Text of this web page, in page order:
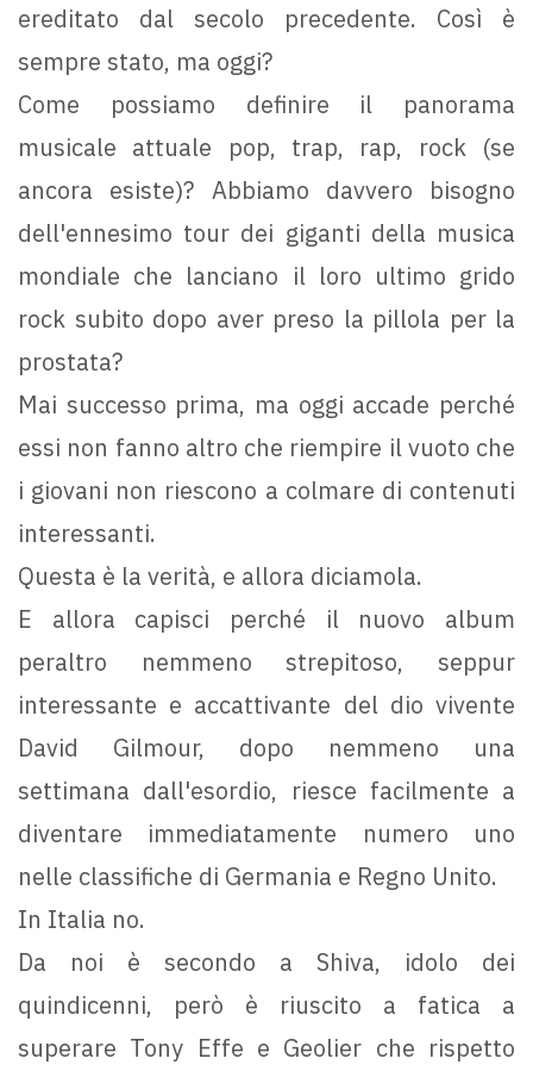
ereditato dal secolo precedente. Così è
sempre stato, ma oggi?
Come possiamo definire il panorama
musicale attuale pop, trap, rap, rock (se
ancora esiste)? Abbiamo davvero bisogno
dell'ennesimo tour dei giganti della musica
mondiale che lanciano il loro ultimo grido
rock subito dopo aver preso la pillola per la
prostata?
Mai successo prima, ma oggi accade perché
essi non fanno altro che riempire il vuoto che
i giovani non riescono a colmare di contenuti
interessanti.
Questa è la verità, e allora diciamola.
E allora capisci perché il nuovo album
peraltro nemmeno strepitoso, seppur
interessante e accattivante del dio vivente
David Gilmour, dopo nemmeno una
settimana dall'esordio, riesce facilmente a
diventare immediatamente numero uno
nelle classifiche di Germania e Regno Unito.
In Italia no.
Da noi è secondo a Shiva, idolo dei
quindicenni, però è riuscito a fatica a
superare Tony Effe e Geolier che rispetto